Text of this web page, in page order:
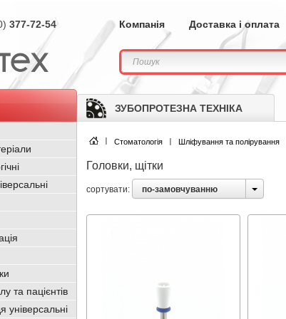
Компанія Доставка і оплата
377-72-54
ЗУБОПРОТЕЗНА ТЕХНІКА
Стоматологія Шліфування та полірування
Головки, щітки
сортувати: по-замовчуванню
та пацієнтів
універсальні